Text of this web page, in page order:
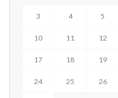
3 4 5
10 11 12
17 18 19
24 25 26